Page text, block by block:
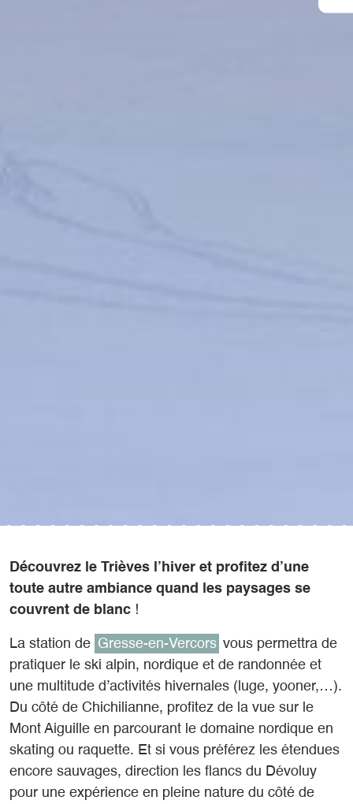
Découvrez le Trièves l’hiver et profitez d’une
toute autre ambiance quand les paysages se
couvrent de blanc !
La station de Gresse-en-Vercors vous permettra de
pratiquer le ski alpin, nordique et de randonnée et
une multitude d’activités hivernales (luge, yooner,…).
Du côté de Chichilianne, profitez de la vue sur le
Mont Aiguille en parcourant le domaine nordique en
skating ou raquette. Et si vous préférez les étendues
encore sauvages, direction les flancs du Dévoluy
pour une expérience en pleine nature du côté de